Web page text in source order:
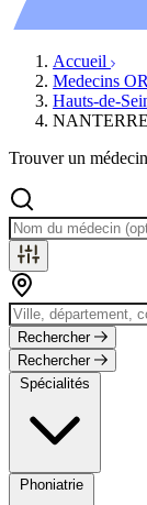
Accueil
Medecins
Hauts-de-
Trouver un
Rechercher
Rechercher
Spécialités
Phoniatrie